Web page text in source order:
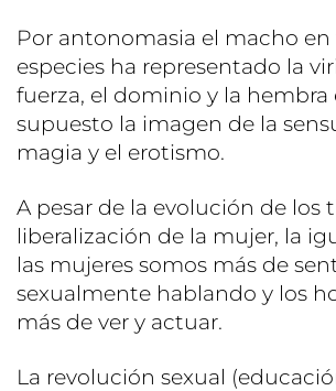
Por antonomasia el macho en
especies ha representado la
fuerza, el dominio y la
supuesto la imagen de la
magia y el erotismo.
A pesar de la evolución de los
liberalización de la mujer, la
las mujeres somos más de
sexualmente hablando y los
más de ver y actuar.
La revolución sexual